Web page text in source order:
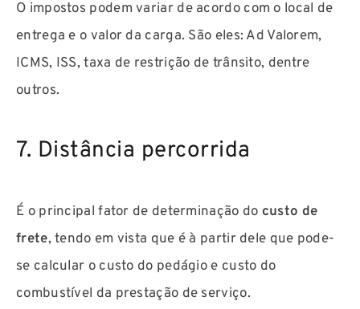
O impostos podem variar de acordo com o local de
entrega e o valor da carga. São eles: Ad Valorem,
ICMS, ISS, taxa de restrição de trânsito, dentre
outros.
7. Distância percorrida
É o principal fator de determinação do custo de
frete, tendo em vista que é à partir dele que pode-
se calcular o custo do pedágio e custo do
combustível da prestação de serviço.